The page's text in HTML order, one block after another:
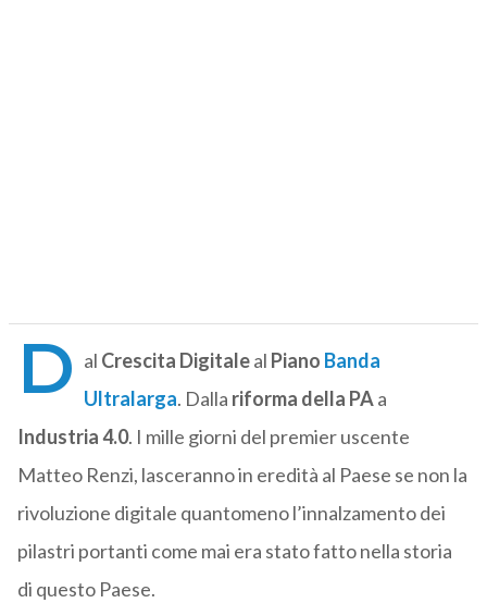
D al Crescita Digitaleal Piano Banda
Ultralarga. Dalla riforma della PAa
Industria 4.0. I mille giorni del premier uscente
Matteo Renzi, lasceranno in eredità al Paese se non la
rivoluzione digitale quantomeno l’innalzamento dei
pilastri portanti come mai era stato fatto nella storia
di questo Paese.